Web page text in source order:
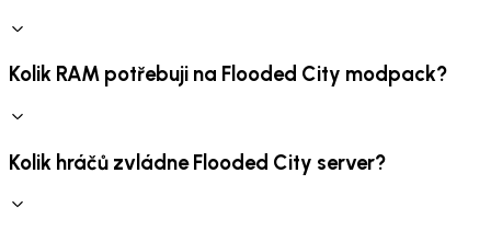
Kolik RAM potřebuji na Flooded City modpack?
Kolik hráčů zvládne Flooded City server?